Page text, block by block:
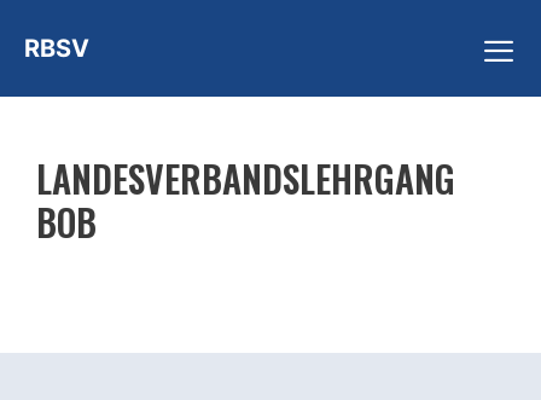
Inhalt
springen
RBSV
LANDESVERBANDSLEHRGANG
BOB